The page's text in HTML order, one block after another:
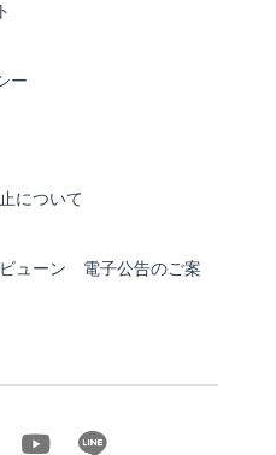
ー
について
ューン 電子公告のご案